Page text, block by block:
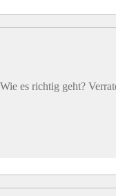
es richtig geht?